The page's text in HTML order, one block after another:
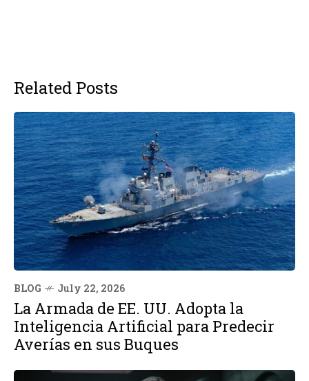
Related Posts
BLOG July 22, 2026
La Armada de EE. UU. Adopta la
Inteligencia Artificial para Predecir
Averías en sus Buques